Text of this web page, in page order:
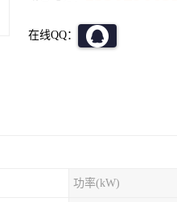
在线QQ：
功率(kW)